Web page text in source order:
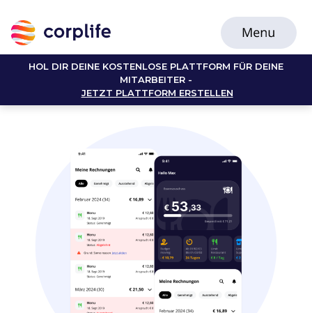
HOL DIR DEINE KOSTENLOSE PLATTFORM FÜR DEINE
MITARBEITER -
JETZT PLATTFORM ERSTELLEN